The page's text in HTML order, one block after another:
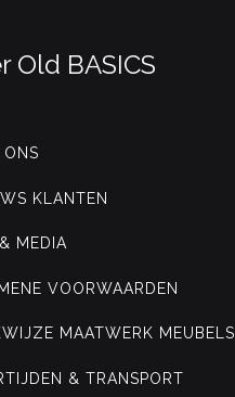
Old BASICS
ONS
KLANTEN
MEDIA
VOORWAARDEN
MAATWERK MEUBELS
& TRANSPORT